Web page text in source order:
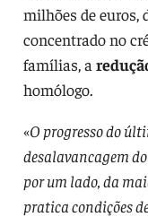
milhões de euros,
concentrado no
famílias, a
homólogo.
«O progresso do
desalavancagem
por um lado, da
pratica condições